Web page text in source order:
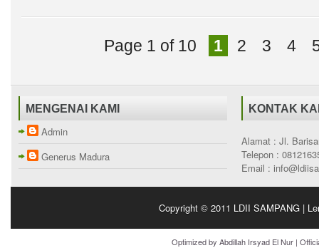
Page 1 of 10 1 2 3 4
MENGENAI KAMI
Admin
Generus Madura
KONTAK
Alamat : Jl.
Telepon :
Email :
Copyright © 2011 LDII SAMPANG |
Optimized by Abdillah Irsyad El Nur |